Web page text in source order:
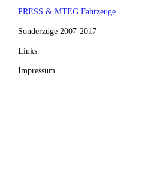
PRESS & MTEG Fahrzeuge
Sonderzüge 2007-2017
Links.
Impressum